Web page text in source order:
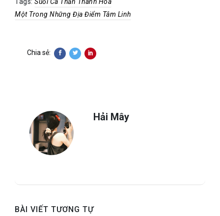
Một Trong Những Địa Điểm Tâm Linh
Chia sẻ:
Hải Mây
BÀI VIẾT TƯƠNG TỰ